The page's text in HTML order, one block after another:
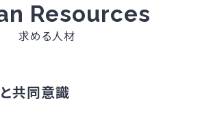
Resources
求める人材
共同意識